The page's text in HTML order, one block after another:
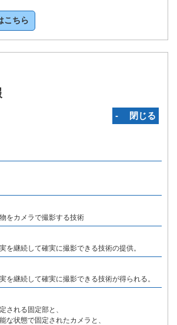
こちら
‐ 閉じる
をカメラで撮影する技術
を継続して確実に撮影できる技術の提供。
を継続して確実に撮影できる技術が得られる。
される固定部と、
な状態で固定されたカメラと、